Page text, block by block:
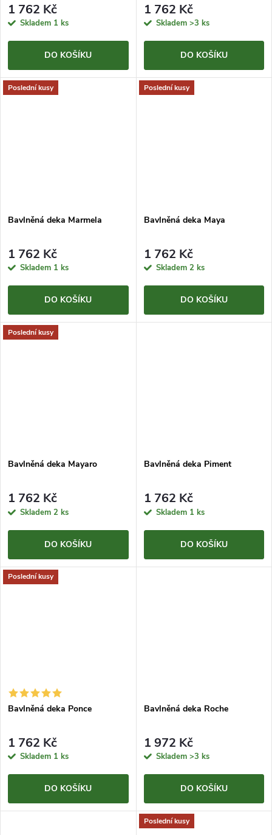
1 762 Kč
Skladem 1 ks
DO KOŠÍKU
1 762 Kč
Skladem >3 ks
DO KOŠÍKU
Poslední kusy
Bavlněná deka Marmela
1 762 Kč
Skladem 1 ks
DO KOŠÍKU
Poslední kusy
Bavlněná deka Maya
1 762 Kč
Skladem 2 ks
DO KOŠÍKU
Poslední kusy
Bavlněná deka Mayaro
1 762 Kč
Skladem 2 ks
DO KOŠÍKU
Bavlněná deka Piment
1 762 Kč
Skladem 1 ks
DO KOŠÍKU
Poslední kusy
Bavlněná deka Ponce
1 762 Kč
Skladem 1 ks
DO KOŠÍKU
Bavlněná deka Roche
1 972 Kč
Skladem >3 ks
DO KOŠÍKU
Poslední kusy